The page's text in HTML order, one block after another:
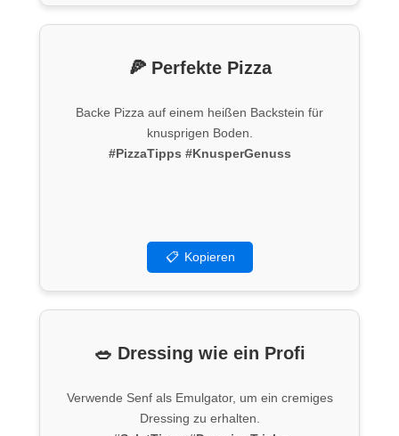
🍕 Perfekte Pizza
Backe Pizza auf einem heißen Backstein für
knusprigen Boden.
#PizzaTipps #KnusperGenuss
📋 Kopieren
🥗 Dressing wie ein Profi
Verwende Senf als Emulgator, um ein cremiges
Dressing zu erhalten.